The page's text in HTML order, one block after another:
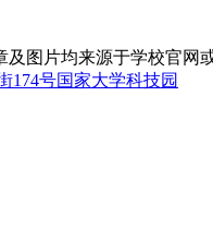
及图片均来源于学校官网
174号国家大学科技园